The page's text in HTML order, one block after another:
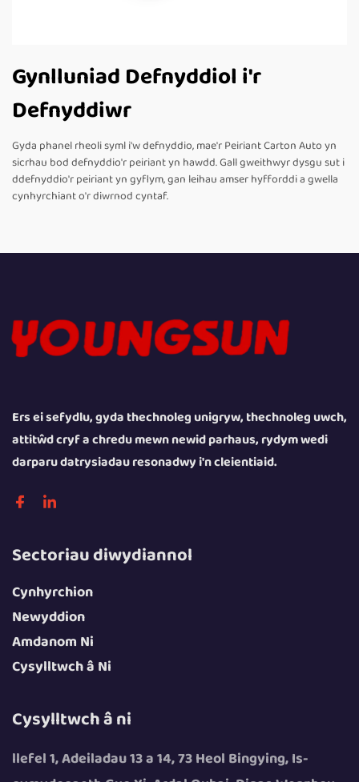
Gynlluniad Defnyddiol i'r
Defnyddiwr
Gyda phanel rheoli syml i'w defnyddio, mae'r Peiriant Carton Auto yn
sicrhau bod defnyddio'r peiriant yn hawdd. Gall gweithwyr dysgu sut i
ddefnyddio'r peiriant yn gyflym, gan leihau amser hyfforddi a gwella
cynhyrchiant o'r diwrnod cyntaf.
Ers ei sefydlu, gyda thechnoleg unigryw, thechnoleg uwch,
attitŵd cryf a chredu mewn newid parhaus, rydym wedi
darparu datrysiadau resonadwy i'n cleientiaid.
Sectoriau diwydiannol
Cynhyrchion
Newyddion
Amdanom Ni
Cysylltwch â Ni
Cysylltwch â ni
llefel 1, Adeiladau 13 a 14, 73 Heol Bingying, Is-